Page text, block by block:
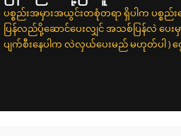
ပစ္စည်းအမှားအယွင်းတစုံတရာ ရှိပါက ပစ္စည်
ပြန်လည်ပို့ဆောင်ပေးလျှင် အသစ်ပြန်လဲ ပေ
ပျက်စီးနေပါက လဲလှယ်ပေးမည် မဟုတ်ပါ ) ငွေပ